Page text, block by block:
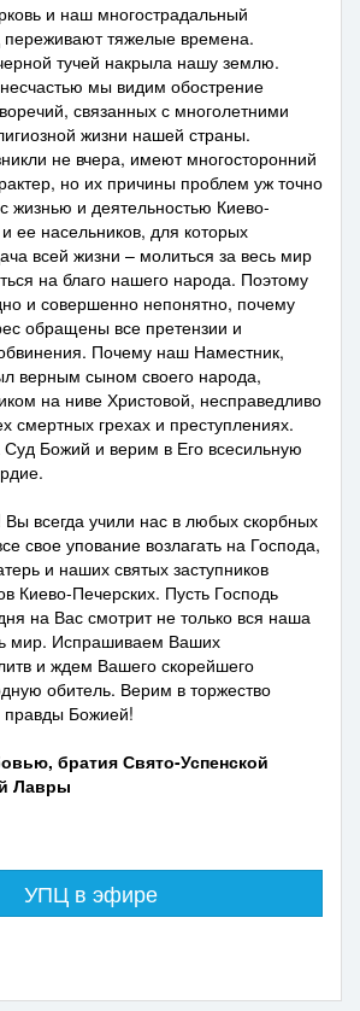
и наш многострадальный
переживают тяжелые времена.
тучей накрыла нашу землю.
мы видим обострение
связанных с многолетними
жизни нашей страны.
не вчера, имеют многосторонний
но их причины проблем уж точно
жизнью и деятельностью Киево-
ее насельников, для которых
всей жизни – молиться за весь мир
на благо нашего народа. Поэтому
и совершенно непонятно, почему
обращены все претензии и
Почему наш Наместник,
верным сыном своего народа,
на ниве Христовой, несправедливо
смертных грехах и преступлениях.
Божий и верим в Его всесильную
всегда учили нас в любых скорбных
свое упование возлагать на Господа,
и наших святых заступников
Киево-Печерских. Пусть Господь
на Вас смотрит не только вся наша
мир. Испрашиваем Ваших
и ждем Вашего скорейшего
обитель. Верим в торжество
правды Божией!
братия Свято-Успенской
Лавры
УПЦ в эфире